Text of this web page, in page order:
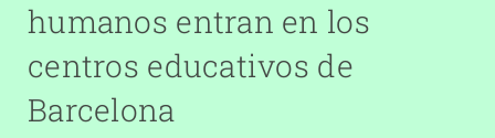
humanos entran en los
centros educativos de
Barcelona